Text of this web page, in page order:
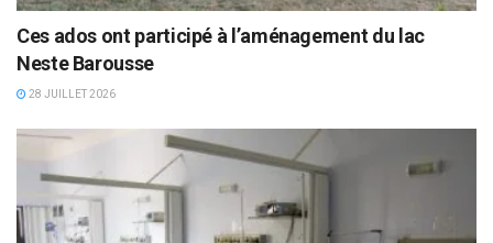
Ces ados ont participé à l’aménagement du lac
Neste Barousse
28 JUILLET 2026